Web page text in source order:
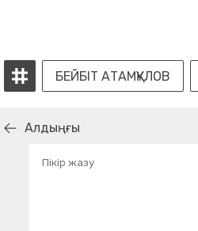
БЕЙБІТ АТАМҚҰЛОВ
Алдыңғы